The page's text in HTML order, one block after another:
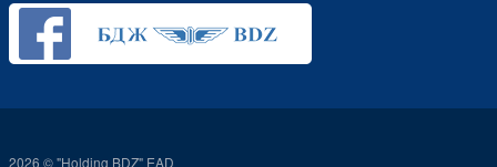
2026 © "Holding BDZ" EAD